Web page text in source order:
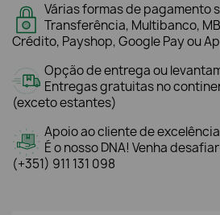
Várias formas de pagamento
Transferência, Multibanco,
Crédito, Payshop, Google Pay ou
Opção de entrega ou
Entregas gratuitas no
(exceto estantes)
Apoio ao cliente de excelência
É o nosso DNA! Venha
(+351) 911 131 098